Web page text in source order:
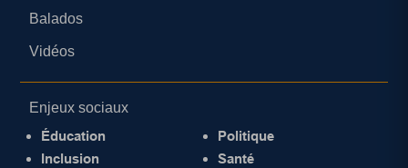
Balados
Vidéos
Enjeux sociaux
Éducation
Inclusion
Politique
Santé